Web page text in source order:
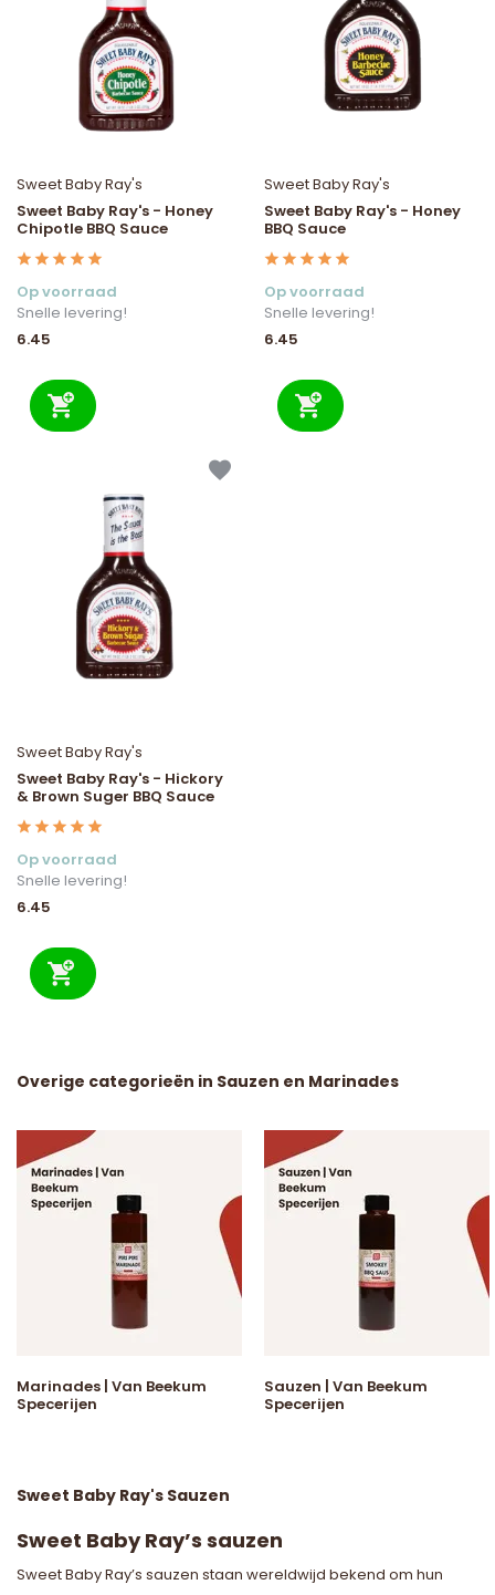
Sweet Baby Ray's
Sweet Baby Ray's - Honey
Chipotle BBQ Sauce
Op voorraad
Snelle levering!
6.45
Sweet Baby Ray's
Sweet Baby Ray's - Honey
BBQ Sauce
Op voorraad
Snelle levering!
6.45
Sweet Baby Ray's
Sweet Baby Ray's - Hickory
& Brown Suger BBQ Sauce
Op voorraad
Snelle levering!
6.45
Overige categorieën in Sauzen en Marinades
Marinades | Van Beekum
Specerijen
Sauzen | Van Beekum
Specerijen
Sweet Baby Ray's Sauzen
Sweet Baby Ray’s sauzen
Sweet Baby Ray’s sauzen staan wereldwijd bekend om hun